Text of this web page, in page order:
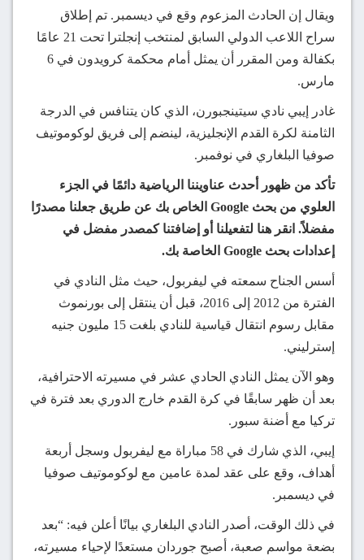
ويقال إن الحادث المزعوم وقع في ديسمبر. تم إطلاق
سراح اللاعب الدولي السابق لمنتخب إنجلترا تحت 21 عامًا
بكفالة ومن المقرر أن يمثل أمام محكمة كرويدون في 6
مارس.
غادر إيبي نادي سيتينجبورن، الذي كان يتنافس في الدرجة
الثامنة لكرة القدم الإنجليزية، لينضم إلى فريق لوكوموتيف
صوفيا البلغاري في نوفمبر.
تأكد من ظهور أحدث عناويننا الرياضية دائمًا في الجزء
العلوي من بحث Google الخاص بك عن طريق جعلنا مصدرًا
مفضلاً. انقر هنا لتفعيلنا أو إضافتنا كمصدر مفضل في
إعدادات بحث Google الخاصة بك.
أسس الجناح سمعته في ليفربول، حيث مثل النادي في
الفترة من 2012 إلى 2016، قبل أن ينتقل إلى بورنموث
مقابل رسوم انتقال قياسية للنادي بلغت 15 مليون جنيه
إسترليني.
وهو الآن يمثل النادي الحادي عشر في مسيرته الاحترافية،
بعد أن ظهر سابقًا في كرة القدم خارج الدوري بعد فترة في
تركيا مع أضنة سبور.
إيبي، الذي شارك في 58 مباراة مع ليفربول وسجل أربعة
أهداف، وقع على عقد لمدة عامين مع لوكوموتيف صوفيا
في ديسمبر.
في ذلك الوقت، أصدر النادي البلغاري بيانًا أعلن فيه: “بعد
بضعة مواسم صعبة، أصبح جوردان مستعدًا لإحياء مسيرته،